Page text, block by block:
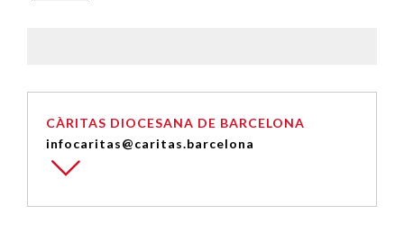
CÀRITAS DIOCESANA DE BARCELONA
infocaritas@caritas.barcelona